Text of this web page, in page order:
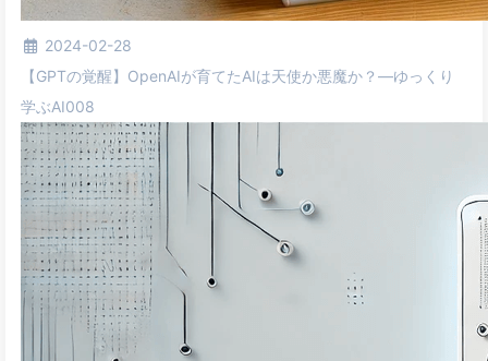
2024-02-28
【GPTの覚醒】OpenAIが育てたAIは天使か悪魔か？—ゆっくり
学ぶAI008